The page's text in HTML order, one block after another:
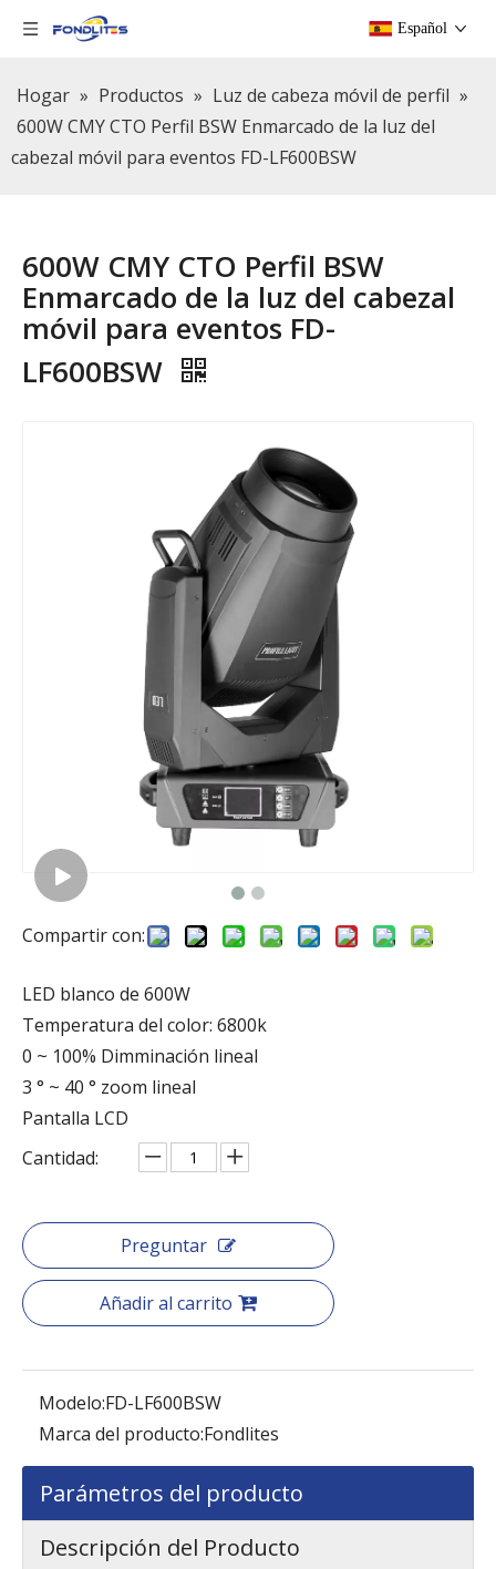
Español
Hogar » Productos » Luz de cabeza móvil de perfil »
600W CMY CTO Perfil BSW Enmarcado de la luz del
cabezal móvil para eventos FD-LF600BSW
600W CMY CTO Perfil BSW
Enmarcado de la luz del cabezal
móvil para eventos FD-
LF600BSW
Compartir con:
LED blanco de 600W
Temperatura del color: 6800k
0 ~ 100% Dimminación lineal
3 ° ~ 40 ° zoom lineal
Pantalla LCD
Cantidad:
Preguntar
Añadir al carrito
Modelo:FD-LF600BSW
Marca del producto:Fondlites
Parámetros del producto
Descripción del Producto